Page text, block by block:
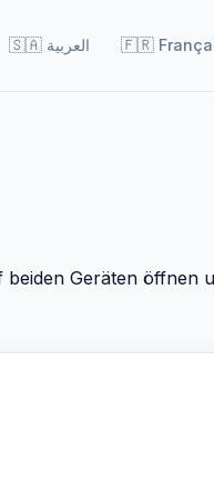
🇸🇦 العربية 🇫🇷
Geräten öffnen